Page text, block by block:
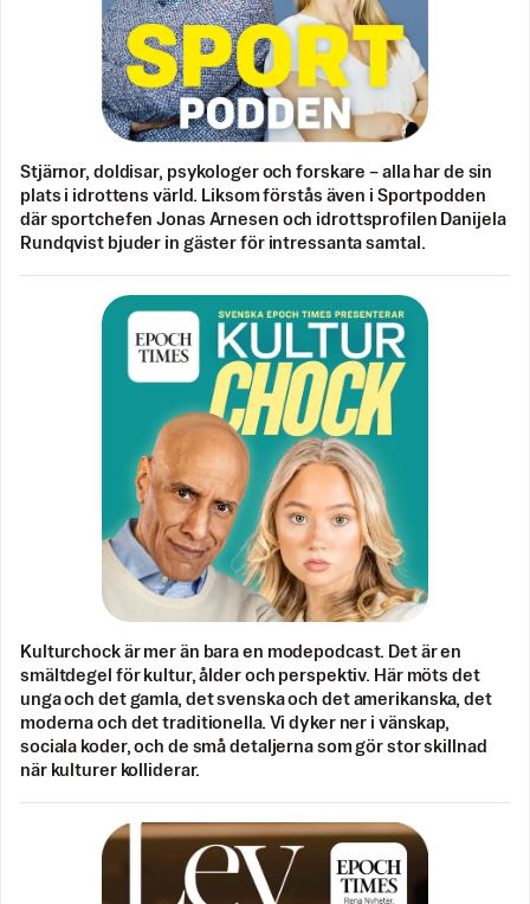
Stjärnor, doldisar, psykologer och forskare – alla har de sin
plats i idrottens värld. Liksom förstås även i Sportpodden
där sportchefen Jonas Arnesen och idrottsprofilen Danijela
Rundqvist bjuder in gäster för intressanta samtal.
Kulturchock är mer än bara en modepodcast. Det är en
smältdegel för kultur, ålder och perspektiv. Här möts det
unga och det gamla, det svenska och det amerikanska, det
moderna och det traditionella. Vi dyker ner i vänskap,
sociala koder, och de små detaljerna som gör stor skillnad
när kulturer kolliderar.